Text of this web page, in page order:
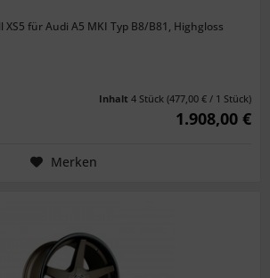
XS5 für Audi A5 MKI Typ B8/B81, Highgloss
Inhalt 4 Stück (477,00 € / 1 Stück)
1.908,00 €
Merken